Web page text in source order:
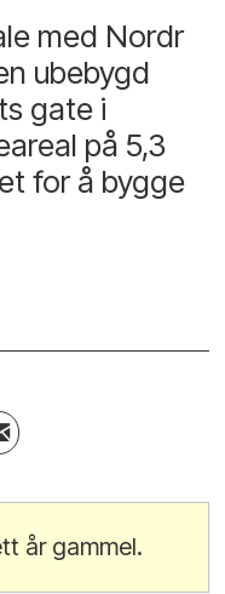
med Nordr
ubebygd
gate i
på 5,3
for å bygge
år gammel.